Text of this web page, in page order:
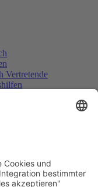
Vertretende
eigene Leben zu
künstlicher